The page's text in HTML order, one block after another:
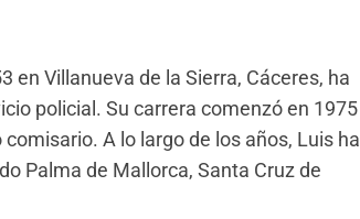
en Villanueva de la Sierra, Cáceres, ha
policial. Su carrera comenzó en 1975
A lo largo de los años, Luis ha
Palma de Mallorca, Santa Cruz de